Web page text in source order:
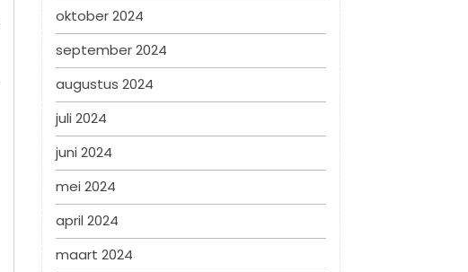
oktober 2024
september 2024
augustus 2024
juli 2024
juni 2024
mei 2024
april 2024
maart 2024